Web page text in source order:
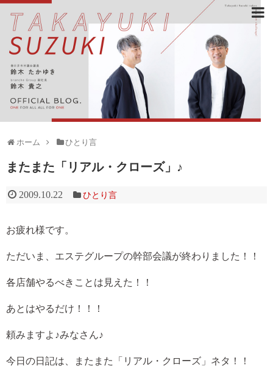
ホーム ひとり言
またまた「リアル・クローズ」♪
2009.10.22 ひとり言
お疲れ様です。
ただいま、エステグループの幹部会議が終わりました！！
各店舗やるべきことは見えた！！
あとはやるだけ！！！
頼みますよ♪みなさん♪
今日の日記は、またまた「リアル・クローズ」ネタ！！